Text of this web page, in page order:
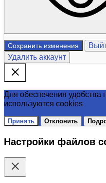
Сохранить изменения
Удалить аккаунт
Для обеспечения удобства
используются cookies
Принять Отклонить
Настройки файлов